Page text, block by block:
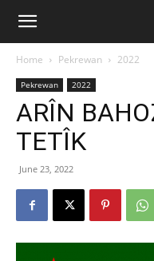
Home Pekrewan 2022
Pekrewan 2022
ARÎN
TETÎK
June 23, 2022